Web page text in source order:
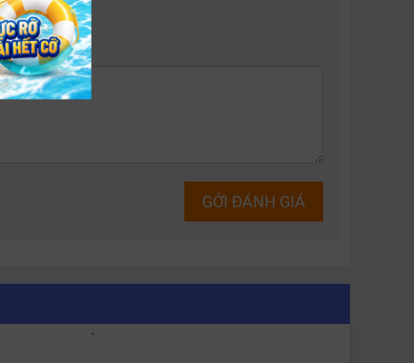
thế hệ mới!
động phân tích cảnh quay và thiết lập hơn
màu xanh được loại bỏ hiệu quả mà vẫn giữ
GỞI ĐÁNH GIÁ